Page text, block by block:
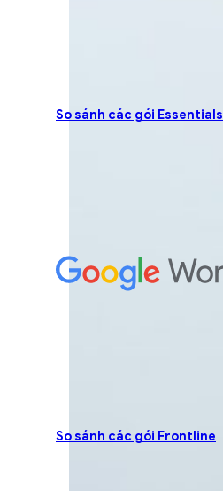
So sánh các gói Essentials
So sánh các gói Frontline